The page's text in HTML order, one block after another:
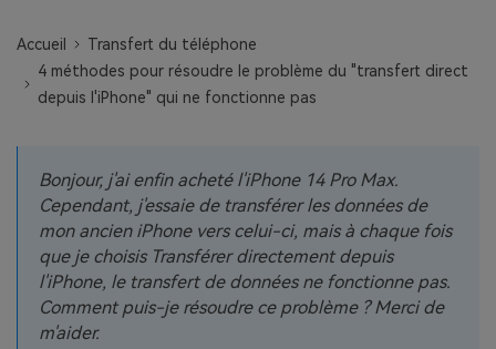
Accueil
Transfert du téléphone
4 méthodes pour résoudre le problème du "transfert direct
depuis l'iPhone" qui ne fonctionne pas
Bonjour, j'ai enfin acheté l'iPhone 14 Pro Max.
Cependant, j'essaie de transférer les données de
mon ancien iPhone vers celui-ci, mais à chaque fois
que je choisis Transférer directement depuis
l'iPhone, le transfert de données ne fonctionne pas.
Comment puis-je résoudre ce problème ? Merci de
m'aider.